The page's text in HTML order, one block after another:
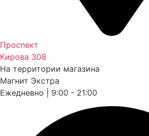
Проспект
Кирова 308
На территории магазина
Магнит Экстра
Ежедневно | 9:00 - 21:00